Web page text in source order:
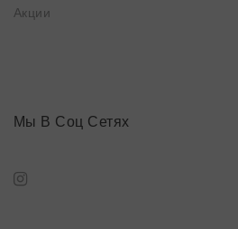
Акции
Мы В Соц Сетях